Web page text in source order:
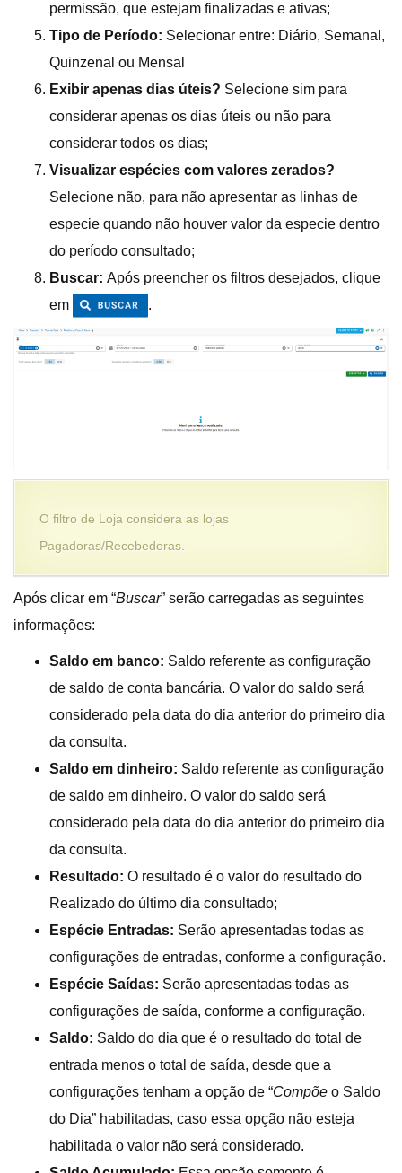
permissão, que estejam finalizadas e ativas;
Tipo de Período: Selecionar entre: Diário, Semanal,
Quinzenal ou Mensal
Exibir apenas dias úteis? Selecione sim para
considerar apenas os dias úteis ou não para
considerar todos os dias;
Visualizar espécies com valores zerados?
Selecione não, para não apresentar as linhas de
especie quando não houver valor da especie dentro
do período consultado;
Buscar: Após preencher os filtros desejados, clique
em
.
O filtro de Loja considera as lojas
Pagadoras/Recebedoras.
Após clicar em “Buscar” serão carregadas as seguintes
informações:
Saldo em banco: Saldo referente as configuração
de saldo de conta bancária. O valor do saldo será
considerado pela data do dia anterior do primeiro dia
da consulta.
Saldo em dinheiro: Saldo referente as configuração
de saldo em dinheiro. O valor do saldo será
considerado pela data do dia anterior do primeiro dia
da consulta.
Resultado: O resultado é o valor do resultado do
Realizado do último dia consultado;
Espécie Entradas: Serão apresentadas todas as
configurações de entradas, conforme a configuração.
Espécie Saídas: Serão apresentadas todas as
configurações de saída, conforme a configuração.
Saldo: Saldo do dia que é o resultado do total de
entrada menos o total de saída, desde que a
configurações tenham a opção de “Compõe o Saldo
do Dia” habilitadas, caso essa opção não esteja
habilitada o valor não será considerado.